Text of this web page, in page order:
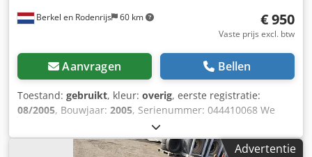
Berkel en Rodenrijs 60 km € 950
Vaste prijs excl. btw
Aanvragen Bellen
Toestand: gebruikt, kleur: overig, eerste registratie:
08/2005, Bouwjaar: 2005, Serienummer: 044410068 We
hebben meer dan 100 assen op voorraad. Codpfozrugmjx
Ak Ueha Neem contact met ons op als u niet kunt vinden
Advertentie